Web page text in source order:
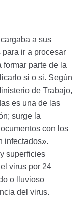
a sus
ir a procesar
formar parte de la
si o si. Según
de Trabajo,
es una de las
surge la
con los
infectados».
superficies
virus por 24
o lluvioso
del virus.